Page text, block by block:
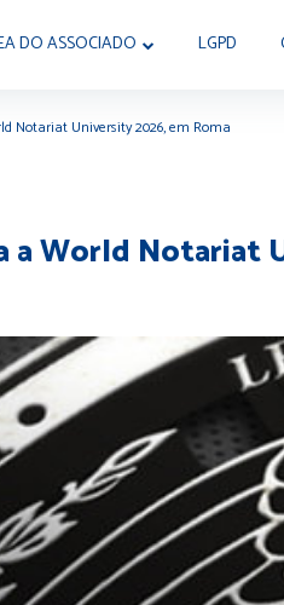
DO ASSOCIADO LGPD
Notariat University 2026, em Roma
a World Notariat